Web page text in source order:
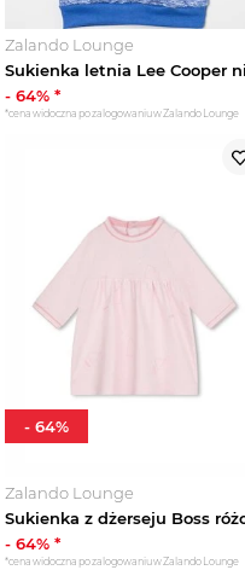
Zalando Lounge
-64% *
*cena widoczna po zalogowaniu w Zalando Lounge
Zalando Lounge
-64% *
*cena widoczna po zalogowaniu w Zalando Lounge
-64%